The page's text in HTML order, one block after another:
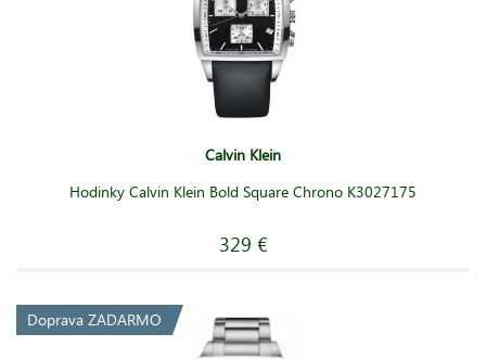
Calvin Klein
Hodinky Calvin Klein Bold Square Chrono K3027175
329 €
Doprava ZADARMO